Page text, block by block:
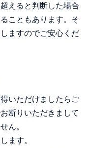
えると判断した場合
こともあります。そ
ますのでご安心くだ
いただけましたらご
断りいただきまして
ん。
ます。